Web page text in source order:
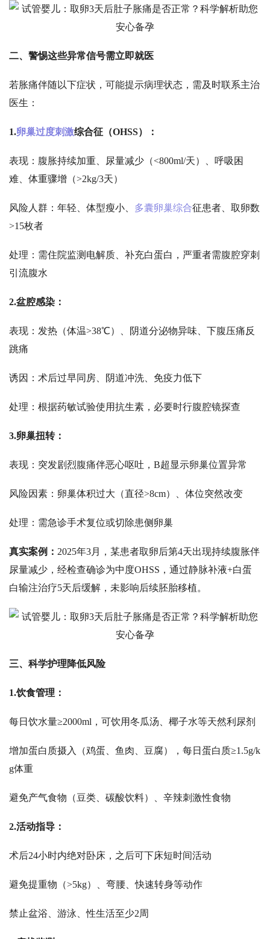
二、警惕这些异常信号需立即就医
若胀痛伴随以下症状，可能提示病理状态，需及时联系主治
医生：
1.卵巢过度刺激综合征（OHSS）：
表现：腹胀持续加重、尿量减少（<800ml/天）、呼吸困
难、体重骤增（>2kg/3天）
风险人群：年轻、体型瘦小、 多囊卵巢综合征患者、取卵数
>15枚者
处理：需住院监测电解质、补充白蛋白，严重者需腹腔穿刺
引流腹水
2.盆腔感染：
表现：发热（体温>38℃）、阴道分泌物异味、下腹压痛反
跳痛
诱因：术后过早同房、阴道冲洗、免疫力低下
处理：根据药敏试验使用抗生素，必要时行腹腔镜探查
3.卵巢扭转：
表现：突发剧烈腹痛伴恶心呕吐， B超显示卵巢位置异常
风险因素：卵巢体积过大（直径>8cm）、体位突然改变
处理：需急诊手术复位或切除患侧卵巢
真实案例： 2025年3月，某患者取卵后第4天出现持续腹胀伴
尿量减少，经检查确诊为中度OHSS，通过静脉补液+白蛋
白输注治疗5天后缓解，未影响后续胚胎移植。
三、科学护理降低风险
1.饮食管理：
每日饮水量≥2000ml，可饮用冬瓜汤、椰子水等天然利尿剂
增加蛋白质摄入（鸡蛋、鱼肉、豆腐），每日蛋白质≥1.5g/k
g体重
避免产气食物（豆类、碳酸饮料）、辛辣刺激性食物
2.活动指导：
术后24小时内绝对卧床，之后可下床短时间活动
避免提重物（>5kg）、弯腰、快速转身等动作
禁止盆浴、游泳、性生活至少2周